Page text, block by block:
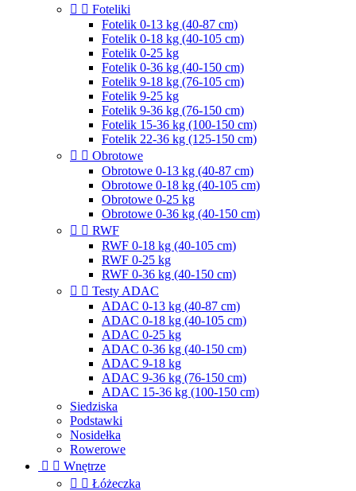
  Foteliki
Fotelik 0-13 kg (40-87 cm)
Fotelik 0-18 kg (40-105 cm)
Fotelik 0-25 kg
Fotelik 0-36 kg (40-150 cm)
Fotelik 9-18 kg (76-105 cm)
Fotelik 9-25 kg
Fotelik 9-36 kg (76-150 cm)
Fotelik 15-36 kg (100-150 cm)
Fotelik 22-36 kg (125-150 cm)
  Obrotowe
Obrotowe 0-13 kg (40-87 cm)
Obrotowe 0-18 kg (40-105 cm)
Obrotowe 0-25 kg
Obrotowe 0-36 kg (40-150 cm)
  RWF
RWF 0-18 kg (40-105 cm)
RWF 0-25 kg
RWF 0-36 kg (40-150 cm)
  Testy ADAC
ADAC 0-13 kg (40-87 cm)
ADAC 0-18 kg (40-105 cm)
ADAC 0-25 kg
ADAC 0-36 kg (40-150 cm)
ADAC 9-18 kg
ADAC 9-36 kg (76-150 cm)
ADAC 15-36 kg (100-150 cm)
Siedziska
Podstawki
Nosidełka
Rowerowe
  Wnętrze
  Łóżeczka